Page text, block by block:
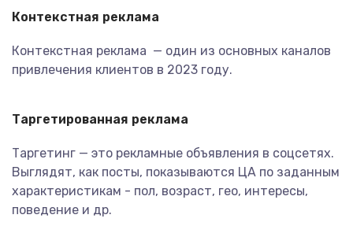
Контекстная реклама
Контекстная реклама — один из основных каналов
привлечения клиентов в 2023 году.
Таргетированная реклама
Таргетинг — это рекламные объявления в соцсетях.
Выглядят, как посты, показываются ЦА по заданным
характеристикам - пол, возраст, гео, интересы,
поведение и др.